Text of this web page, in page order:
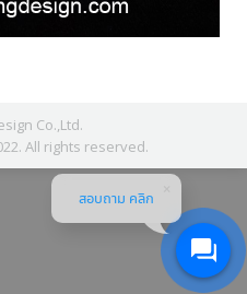
Co.,Ltd.
All rights reserved.
สอบถาม คลิก